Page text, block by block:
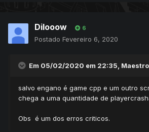
Dilooow 6
Postado Fevereiro 6, 2020
Em 05/02/2020 em 22:35,
salvo engano é game cpp e um outro
chega a uma quantidade de
Obs é um dos erros criticos.